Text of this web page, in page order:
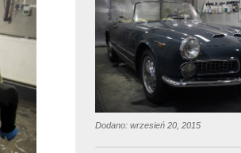
Dodano: wrzesień 20, 2015